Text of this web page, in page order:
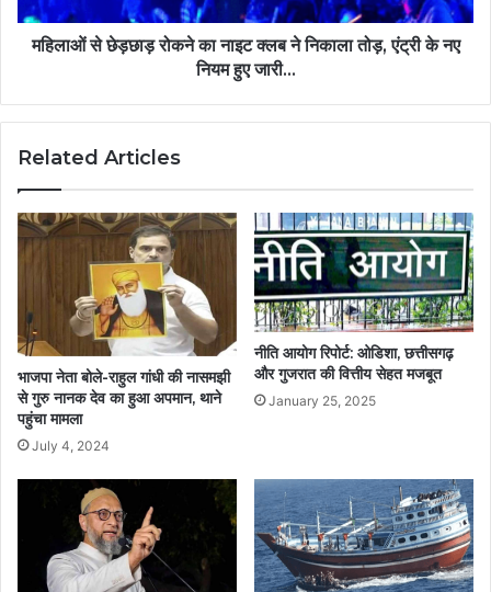
महिलाओं से छेड़छाड़ रोकने का नाइट क्लब ने निकाला तोड़, एंट्री के नए
नियम हुए जारी...
Related Articles
भाजपा नेता बोले-राहुल गांधी की नासमझी
से गुरु नानक देव का हुआ अपमान, थाने
पहुंचा मामला
July 4, 2024
नीति आयोग रिपोर्ट: ओडिशा, छत्तीसगढ़
और गुजरात की वित्तीय सेहत मजबूत
January 25, 2025